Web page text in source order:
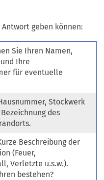
geben können:
Sie Ihren Namen,
Ihre
für eventuelle
Stockwerk
des
Beschreibung der
(Feuer,
Verletzte u.s.w.).
bestehen?